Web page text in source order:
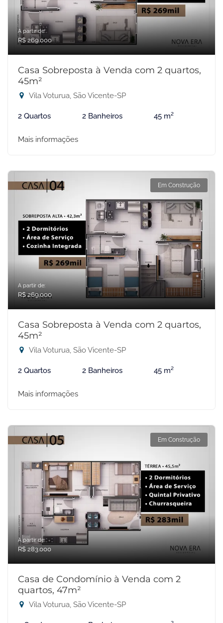
A partir de:
R$ 269.000
Casa Sobreposta à Venda com 2 quartos,
45m²
Vila Voturua, São Vicente-SP
2 Quartos 2 Banheiros 45 m²
Mais informações
Em Construção
A partir de:
R$ 269.000
Casa Sobreposta à Venda com 2 quartos,
45m²
Vila Voturua, São Vicente-SP
2 Quartos 2 Banheiros 45 m²
Mais informações
Em Construção
A partir de:
R$ 283.000
Casa de Condomínio à Venda com 2
quartos, 47m²
Vila Voturua, São Vicente-SP